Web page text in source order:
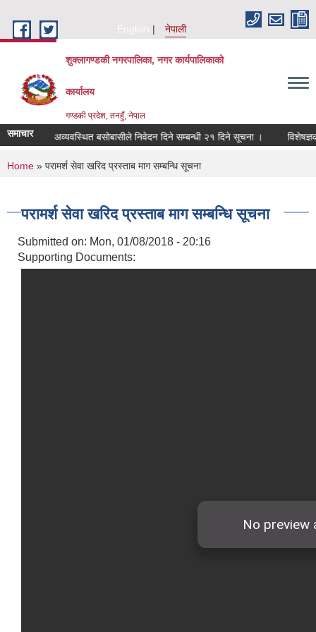
English
नेपाली
शुक्लागण्डकी नगरपालिका, नगर कार्यपालिकाको
कार्यालय
गण्डकी प्रदेश, तनहुँ, नेपाल
समाचारर अव्यवस्थित बसोबासीले निवेदन दिने सम्बन्धी २१ दिने सूचना । विशेषज्ञको
You are here
Home » परामर्श सेवा खरिद प्रस्ताब माग सम्बन्धि सूचना
परामर्श सेवा खरिद प्रस्ताब माग सम्बन्धि सूचना
Submitted on: Mon, 01/08/2018 - 20:16
Supporting Documents: